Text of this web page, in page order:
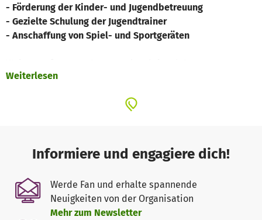
- Förderung der Kinder- und Jugendbetreuung
- Gezielte Schulung der Jugendtrainer
- Anschaffung von Spiel- und Sportgeräten
Weiterlesen
Informiere und engagiere dich!
Werde Fan und erhalte spannende
Neuigkeiten von der Organisation
Mehr zum Newsletter